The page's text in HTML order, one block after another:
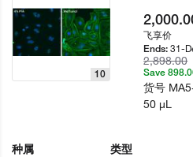
10
种属
类型
飞享价
Ends:31-
2,898.00
Save
货号
50 µL